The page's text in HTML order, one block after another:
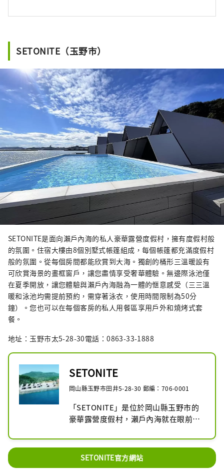
SETONITE（玉野市）
SETONITE是面向瀨戶內海的私人豪華露營度假村，擁有度假村般
的氛圍。住宿大樓由8個別墅式帳篷組成，每個帳篷都充滿度假村
般的氛圍。從每個房間都能欣賞到大海。獨創的桶形三溫暖設有
可欣賞海景的畫框窗戶，讓您盡情享受奢華體驗。無邊際泳池僅
在夏季開放，讓您體驗與瀨戶內海融為一體的愜意感受（三三溫
暖和泳池均需提前預約，需穿著泳衣，使用時間限制為50分
鐘）。您也可以在每個客房的私人用餐區享用戶外和燒烤式套
餐。
地址：玉野市太5-28-30電話：0863-33-1888
SETONITE
岡山縣玉野市田井5-28-30 郵編：706-0001
「SETONITE」是位於岡山縣玉野市的
豪華露營度假村，瀨戶內海就在眼前。
光。
SETONITE官方網站